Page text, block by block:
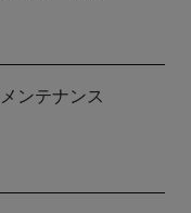
ンテナンス